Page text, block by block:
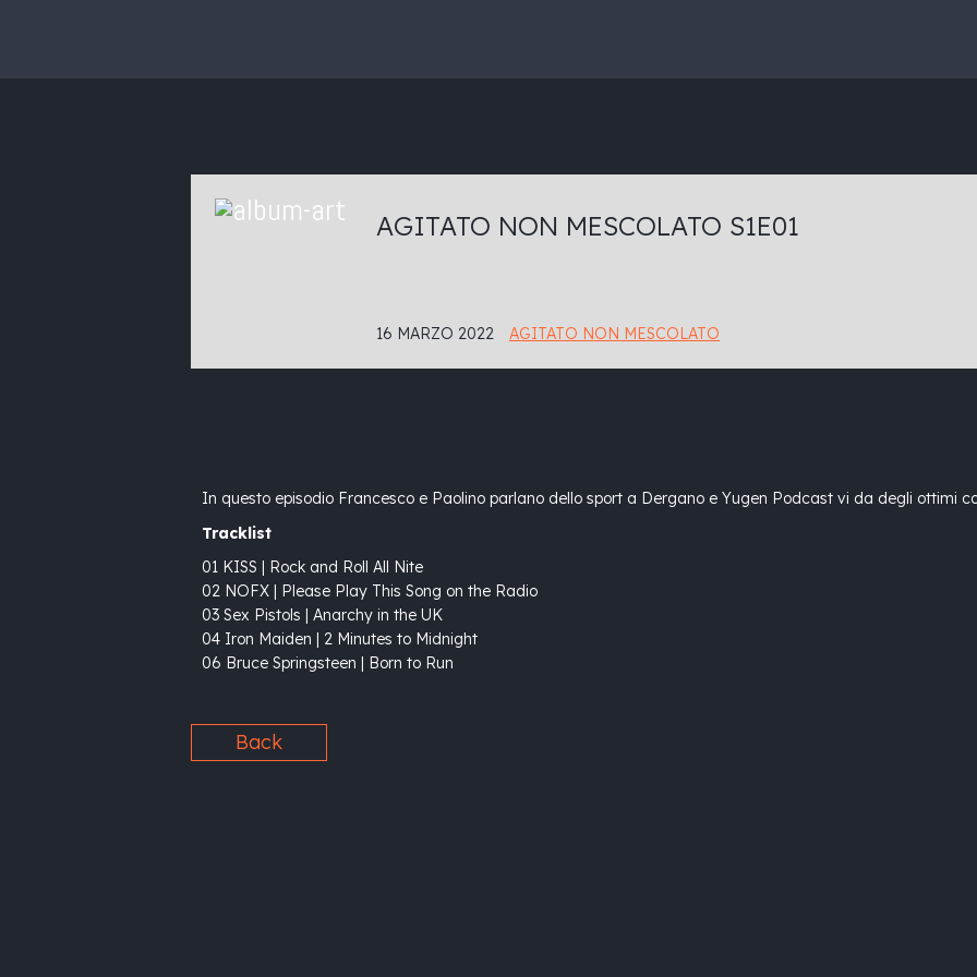
AGITATO NON MESCOLATO S1E01
16 MARZO 2022 AGITATO NON MESCOLATO
In questo episodio Francesco e Paolino parlano dello sport a Dergano e Yugen Podcast vi da degli ottimi
Tracklist
01 KISS | Rock and Roll All Nite
02 NOFX | Please Play This Song on the Radio
03 Sex Pistols | Anarchy in the UK
04 Iron Maiden | 2 Minutes to Midnight
06 Bruce Springsteen | Born to Run
Back